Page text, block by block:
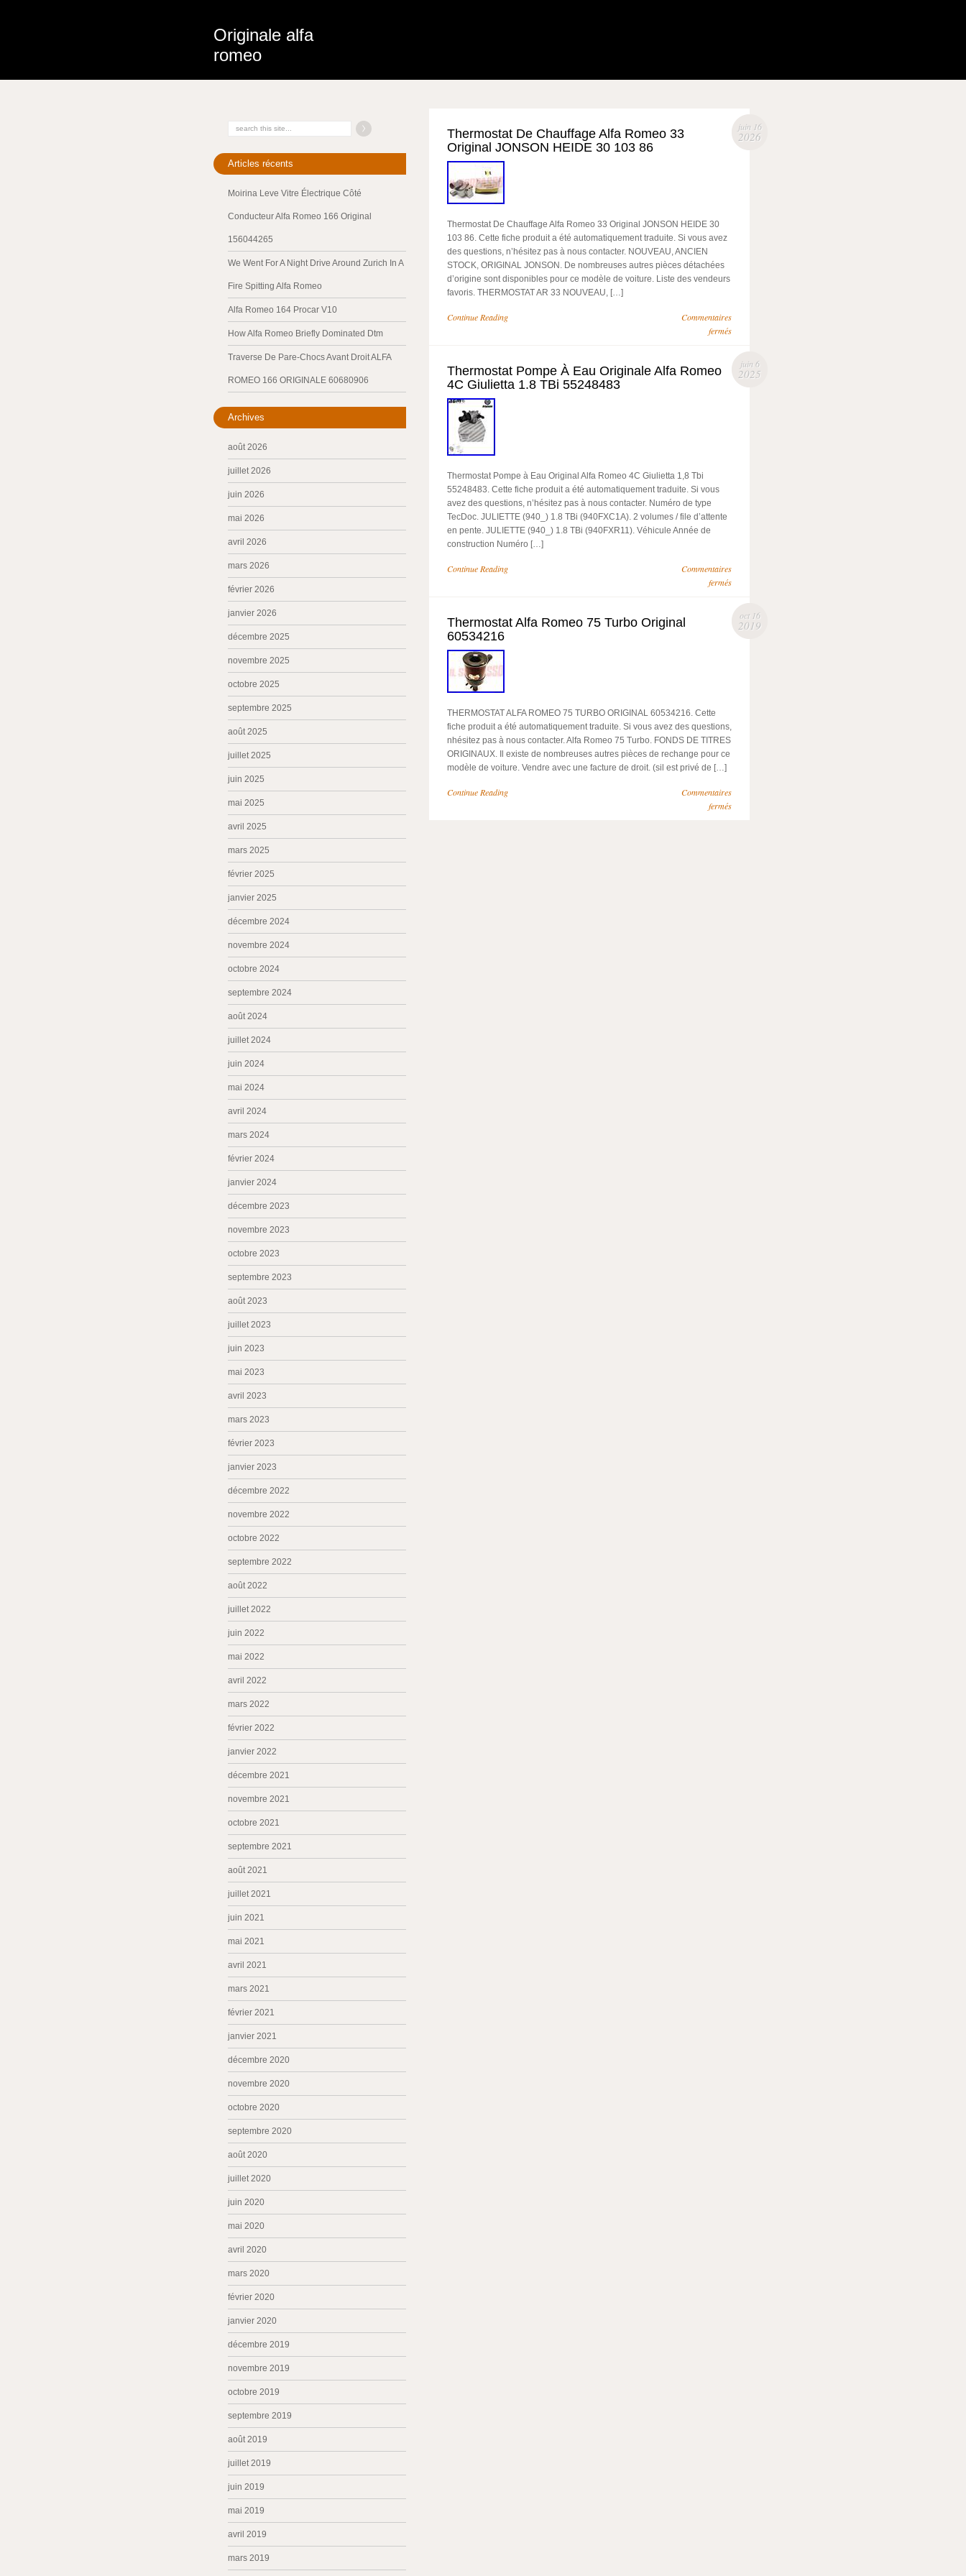
Originale alfa
romeo
juin 16
2026
Thermostat De Chauffage Alfa Romeo 33
Original JONSON HEIDE 30 103 86
Thermostat De Chauffage Alfa Romeo 33 Original JONSON HEIDE 30
103 86. Cette fiche produit a été automatiquement traduite. Si vous avez
des questions, n’hésitez pas à nous contacter. NOUVEAU, ANCIEN
STOCK, ORIGINAL JONSON. De nombreuses autres pièces détachées
d’origine sont disponibles pour ce modèle de voiture. Liste des vendeurs
favoris. THERMOSTAT AR 33 NOUVEAU, […]
Continue Reading
Commentaires
fermés
juin 6
2025
Thermostat Pompe À Eau Originale Alfa Romeo
4C Giulietta 1.8 TBi 55248483
Thermostat Pompe à Eau Original Alfa Romeo 4C Giulietta 1,8 Tbi
55248483. Cette fiche produit a été automatiquement traduite. Si vous
avez des questions, n’hésitez pas à nous contacter. Numéro de type
TecDoc. JULIETTE (940_) 1.8 TBi (940FXC1A). 2 volumes / file d’attente
en pente. JULIETTE (940_) 1.8 TBi (940FXR11). Véhicule Année de
construction Numéro […]
Continue Reading
Commentaires
fermés
oct 16
2019
Thermostat Alfa Romeo 75 Turbo Original
60534216
THERMOSTAT ALFA ROMEO 75 TURBO ORIGINAL 60534216. Cette
fiche produit a été automatiquement traduite. Si vous avez des questions,
nhésitez pas à nous contacter. Alfa Romeo 75 Turbo. FONDS DE TITRES
ORIGINAUX. Il existe de nombreuses autres pièces de rechange pour ce
modèle de voiture. Vendre avec une facture de droit. (sil est privé de […]
Continue Reading
Commentaires
fermés
Articles récents
Moirina Leve Vitre Électrique Côté
Conducteur Alfa Romeo 166 Original
156044265
We Went For A Night Drive Around Zurich In A
Fire Spitting Alfa Romeo
Alfa Romeo 164 Procar V10
How Alfa Romeo Briefly Dominated Dtm
Traverse De Pare-Chocs Avant Droit ALFA
ROMEO 166 ORIGINALE 60680906
Archives
août 2026
juillet 2026
juin 2026
mai 2026
avril 2026
mars 2026
février 2026
janvier 2026
décembre 2025
novembre 2025
octobre 2025
septembre 2025
août 2025
juillet 2025
juin 2025
mai 2025
avril 2025
mars 2025
février 2025
janvier 2025
décembre 2024
novembre 2024
octobre 2024
septembre 2024
août 2024
juillet 2024
juin 2024
mai 2024
avril 2024
mars 2024
février 2024
janvier 2024
décembre 2023
novembre 2023
octobre 2023
septembre 2023
août 2023
juillet 2023
juin 2023
mai 2023
avril 2023
mars 2023
février 2023
janvier 2023
décembre 2022
novembre 2022
octobre 2022
septembre 2022
août 2022
juillet 2022
juin 2022
mai 2022
avril 2022
mars 2022
février 2022
janvier 2022
décembre 2021
novembre 2021
octobre 2021
septembre 2021
août 2021
juillet 2021
juin 2021
mai 2021
avril 2021
mars 2021
février 2021
janvier 2021
décembre 2020
novembre 2020
octobre 2020
septembre 2020
août 2020
juillet 2020
juin 2020
mai 2020
avril 2020
mars 2020
février 2020
janvier 2020
décembre 2019
novembre 2019
octobre 2019
septembre 2019
août 2019
juillet 2019
juin 2019
mai 2019
avril 2019
mars 2019